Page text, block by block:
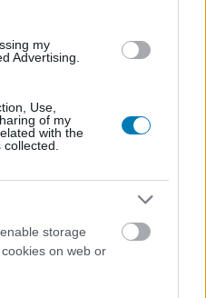
my
Advertising.
Use,
of my
with the
storage
on web or
a
regisztrálni a 30
ezzel
filmipar jövője.